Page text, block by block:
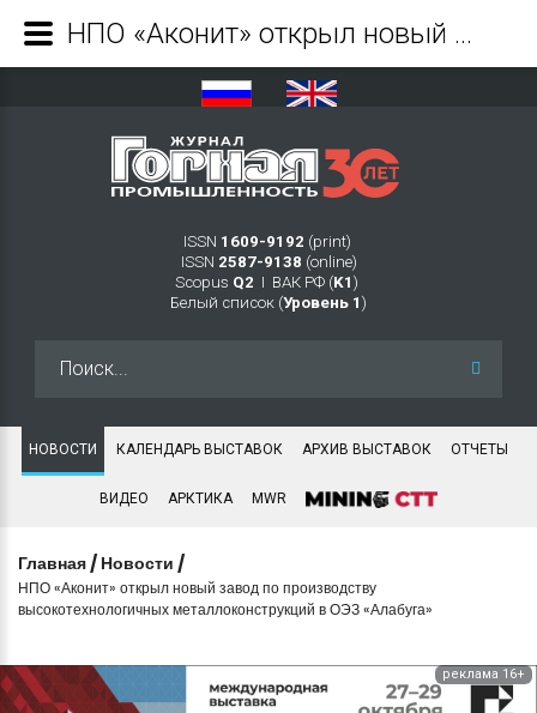
ISSN 1609-9192 (print)
ISSN 2587-9138 (online)
Scopus Q2 Ι ВАК РФ (K1 )
Белый список (Уровень 1 )
НОВОСТИ КАЛЕНДАРЬ ВЫСТАВОК АРХИВ ВЫСТАВОК ОТЧЕТЫ
ВИДЕО АРКТИКА MWR
Главная / Новости /
НПО «Аконит» открыл новый завод по производству
высокотехнологичных металлоконструкций в ОЭЗ «Алабуга»
реклама 16+
НПО «Аконит» открыл новый завод по производству высокотехнологичных металлоконструкций в ОЭЗ «Алабуга» - Журнал Горная промышленность